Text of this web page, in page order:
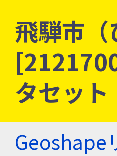
飛騨市
タセット
Geoshape